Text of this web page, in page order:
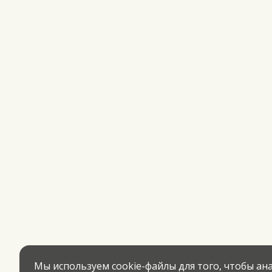
Мы используем cookie-файлы для того, чтобы